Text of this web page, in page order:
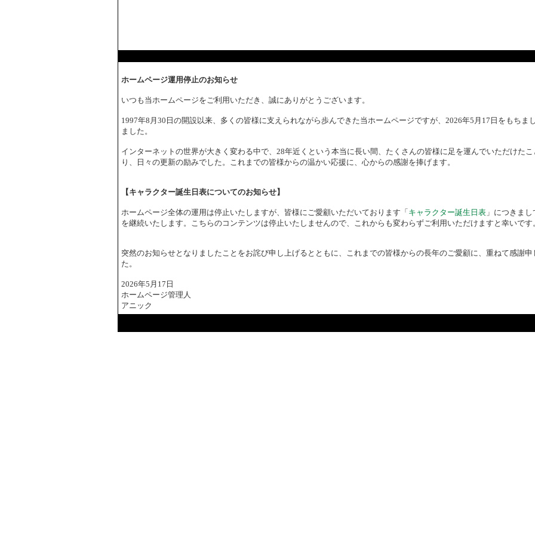
ホームページ運用停止のお知らせ
いつも当ホームページをご利用いただき、誠にありがとうございます。
1997年8月30日の開設以来、多くの皆様に支えられながら歩んできた当ホームページですが、2026年5月17日をもちま
ました。
インターネットの世界が大きく変わる中で、28年近くという本当に長い間、たくさんの皆様に足を運んでいただけた
り、日々の更新の励みでした。これまでの皆様からの温かい応援に、心からの感謝を捧げます。
【キャラクター誕生日表についてのお知らせ】
ホームページ全体の運用は停止いたしますが、皆様にご愛顧いただいております「 キャラクター誕生日表 」につきま
を継続いたします。こちらのコンテンツは停止いたしませんので、これからも変わらずご利用いただけますと幸いです
突然のお知らせとなりましたことをお詫び申し上げるとともに、これまでの皆様からの長年のご愛顧に、重ねて感謝
た。
2026年5月17日
ホームページ管理人
アニック